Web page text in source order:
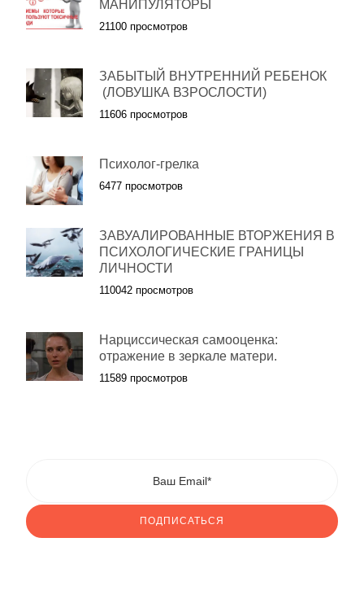
МАНИПУЛЯТОРЫ
21100 просмотров
ЗАБЫТЫЙ ВНУТРЕННИЙ РЕБЕНОК
(ЛОВУШКА ВЗРОСЛОСТИ)
11606 просмотров
Психолог-грелка
6477 просмотров
ЗАВУАЛИРОВАННЫЕ ВТОРЖЕНИЯ В
ПСИХОЛОГИЧЕСКИЕ ГРАНИЦЫ
ЛИЧНОСТИ
110042 просмотров
Нарциссическая самооценка:
отражение в зеркале матери.
11589 просмотров
ПОДПИСАТЬСЯ